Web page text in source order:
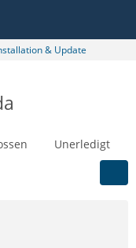
& Update
Unerledigt